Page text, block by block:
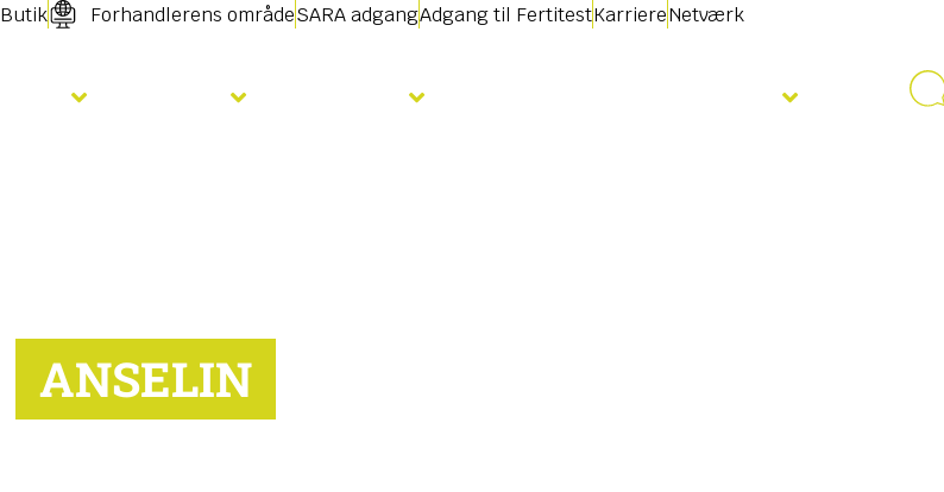
Butik Forhandlerens områdeSARA adgangAdgang til FertitestKarriereNetværk
ANSELIN